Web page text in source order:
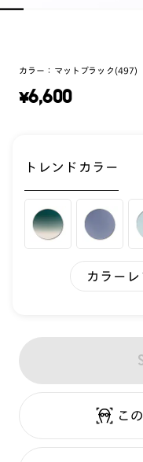
カラー： マットブラック(497)
¥6,600
トレンドカラー
カラー
こ